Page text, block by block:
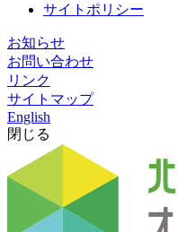
サイトポリシー
お知らせ
お問い合わせ
リンク
サイトマップ
English
閉じる